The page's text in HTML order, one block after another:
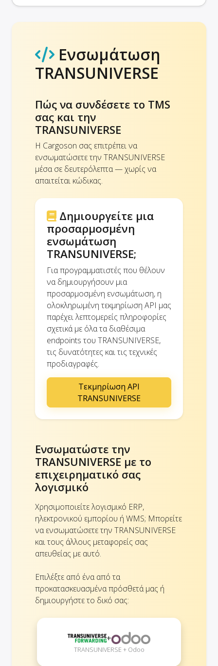
Ενσωμάτωση
TRANSUNIVERSE
Πώς να συνδέσετε το TMS
σας και την
TRANSUNIVERSE
Η Cargoson σας επιτρέπει να
ενσωματώσετε την TRANSUNIVERSE
μέσα σε δευτερόλεπτα — χωρίς να
απαιτείται κώδικας.
Δημιουργείτε μια
προσαρμοσμένη
ενσωμάτωση
TRANSUNIVERSE;
Για προγραμματιστές που θέλουν
να δημιουργήσουν μια
προσαρμοσμένη ενσωμάτωση, η
ολοκληρωμένη τεκμηρίωση API μας
παρέχει λεπτομερείς πληροφορίες
σχετικά με όλα τα διαθέσιμα
endpoints του TRANSUNIVERSE,
τις δυνατότητες και τις τεχνικές
προδιαγραφές.
Τεκμηρίωση API
TRANSUNIVERSE
Ενσωματώστε την
TRANSUNIVERSE με το
επιχειρηματικό σας
λογισμικό
Χρησιμοποιείτε λογισμικό ERP,
ηλεκτρονικού εμπορίου ή WMS; Μπορείτε
να ενσωματώσετε την TRANSUNIVERSE
και τους άλλους μεταφορείς σας
απευθείας με αυτό.
Επιλέξτε από ένα από τα
προκατασκευασμένα πρόσθετά μας ή
δημιουργήστε το δικό σας:
+
TRANSUNIVERSE + Odoo